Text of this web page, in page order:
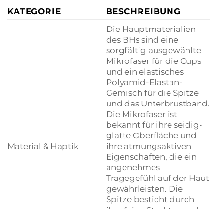
KATEGORIE BESCHREIBUNG
Material & Haptik
Die Hauptmaterialien
des BHs sind eine
sorgfältig ausgewählte
Mikrofaser für die Cups
und ein elastisches
Polyamid-Elastan-
Gemisch für die Spitze
und das Unterbrustband.
Die Mikrofaser ist
bekannt für ihre seidig-
glatte Oberfläche und
ihre atmungsaktiven
Eigenschaften, die ein
angenehmes
Tragegefühl auf der Haut
gewährleisten. Die
Spitze besticht durch